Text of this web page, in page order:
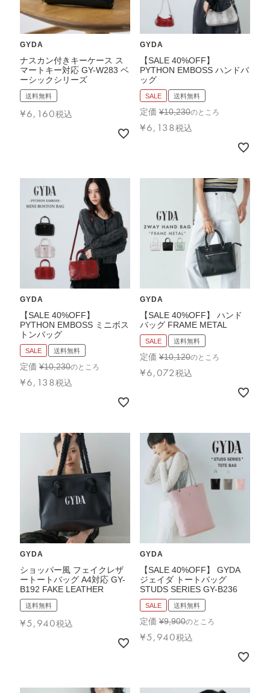
GYDA
ナスカン付きキーケース ス
マートキー対応 GY-W283 ベ
ーシックシリーズ
送料無料
¥6,160税込
GYDA
【SALE 40%OFF】
PYTHON EMBOSS ハンドバ
ッグ
SALE 送料無料
定価 ¥10,230のところ
¥6,138税込
GYDA
【SALE 40%OFF】
PYTHON EMBOSS ミニボス
トンバッグ
SALE 送料無料
定価 ¥10,230のところ
¥6,138税込
GYDA
【SALE 40%OFF】 ハンド
バッグ FRAME METAL
SALE 送料無料
定価 ¥10,120のところ
¥6,072税込
GYDA
ショッパー風 フェイクレザ
ートートバッグ A4対応 GY-
B192 FAKE LEATHER
送料無料
¥5,940税込
GYDA
【SALE 40%OFF】 GYDA
ジェイダ トートバッグ
STUDS SERIES GY-B236
SALE 送料無料
定価 ¥9,900のところ
¥5,940税込